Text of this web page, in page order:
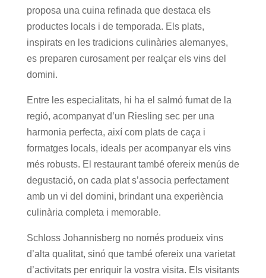
proposa una cuina refinada que destaca els
productes locals i de temporada. Els plats,
inspirats en les tradicions culinàries alemanyes,
es preparen curosament per realçar els vins del
domini.
Entre les especialitats, hi ha el salmó fumat de la
regió, acompanyat d’un Riesling sec per una
harmonia perfecta, així com plats de caça i
formatges locals, ideals per acompanyar els vins
més robusts. El restaurant també ofereix menús de
degustació, on cada plat s’associa perfectament
amb un vi del domini, brindant una experiència
culinària completa i memorable.
Schloss Johannisberg no només produeix vins
d’alta qualitat, sinó que també ofereix una varietat
d’activitats per enriquir la vostra visita. Els visitants